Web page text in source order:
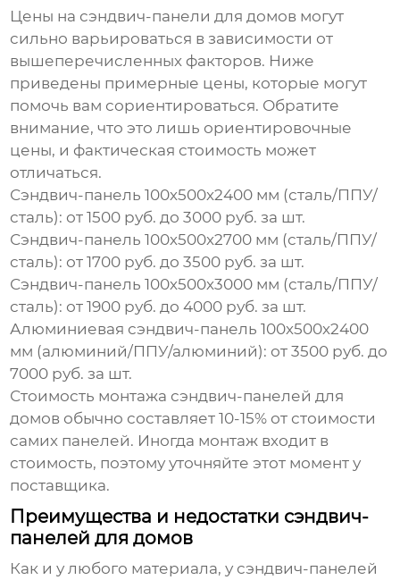
Цены на сэндвич-панели для домов могут
сильно варьироваться в зависимости от
вышеперечисленных факторов. Ниже
приведены примерные цены, которые могут
помочь вам сориентироваться. Обратите
внимание, что это лишь ориентировочные
цены, и фактическая стоимость может
отличаться.
Сэндвич-панель 100х500х2400 мм (сталь/ППУ/
сталь): от 1500 руб. до 3000 руб. за шт.
Сэндвич-панель 100х500х2700 мм (сталь/ППУ/
сталь): от 1700 руб. до 3500 руб. за шт.
Сэндвич-панель 100х500х3000 мм (сталь/ППУ/
сталь): от 1900 руб. до 4000 руб. за шт.
Алюминиевая сэндвич-панель 100х500х2400
мм (алюминий/ППУ/алюминий): от 3500 руб. до
7000 руб. за шт.
Стоимость монтажа сэндвич-панелей для
домов обычно составляет 10-15% от стоимости
самих панелей. Иногда монтаж входит в
стоимость, поэтому уточняйте этот момент у
поставщика.
Преимущества и недостатки сэндвич-
панелей для домов
Как и у любого материала, у сэндвич-панелей